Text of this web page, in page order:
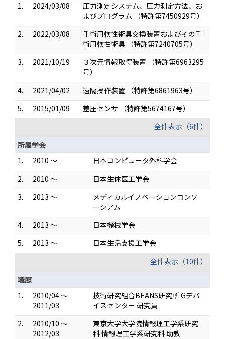
1.
2024/03/08
圧力測定システム、圧力測定方法、お
よびプログラム （特許第7450929号）
2.
2022/03/08
手術用軟性術具交換装置およびその手
術用軟性術具 （特許第7240705号）
3.
2021/10/19
３次元情報取得装置 （特許第6963295
号）
4.
2021/04/02
遠隔操作装置 （特許第6861963号）
5.
2015/01/09
差圧センサ （特許第5674167号）
全件表示（6件）
所属学会
1.
2010 ～
日本コンピュータ外科学会
2.
2010 ～
日本生体医工学会
3.
2013 ～
メディカルイノベーションコンソ
ーシアム
4.
2013 ～
日本機械学会
5.
2013 ～
日本生活支援工学会
全件表示（10件）
職歴
1.
2010/04 ～
2011/03
技術研究組合BEANS研究所 Gデバ
イスセンター 研究員
2.
2010/10 ～
2012/03
東京大学大学院情報理工学系研究
科 情報理工学系研究科 助教